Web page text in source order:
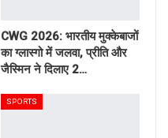
CWG 2026: भारतीय मुक्केबाजों
का ग्लास्गो में जलवा, प्रीति और
जैस्मिन ने दिलाए 2…
SPORTS